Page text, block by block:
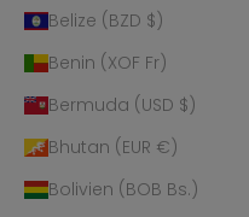
Belize (BZD $)
Benin (XOF Fr)
Bermuda (USD $)
Bhutan (EUR €)
Bolivien (BOB Bs.)